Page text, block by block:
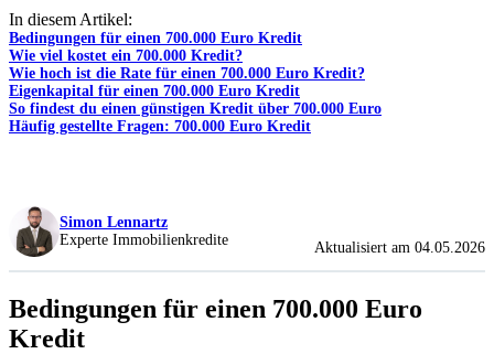
In diesem Artikel:
Bedingungen für einen 700.000 Euro Kredit
Wie viel kostet ein 700.000 Kredit?
Wie hoch ist die Rate für einen 700.000 Euro Kredit?
Eigenkapital für einen 700.000 Euro Kredit
So findest du einen günstigen Kredit über 700.000 Euro
Häufig gestellte Fragen: 700.000 Euro Kredit
Simon Lennartz
Experte Immobilienkredite
Aktualisiert am 04.05.2026
Bedingungen für einen 700.000 Euro
Kredit